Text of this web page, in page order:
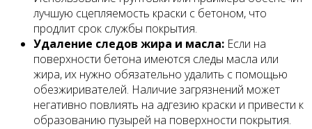
лучшую сцепляемость краски с бетоном, что
продлит срок службы покрытия.
Удаление следов жира и масла: Если на
поверхности бетона имеются следы масла или
жира, их нужно обязательно удалить с помощью
обезжиривателей. Наличие загрязнений может
негативно повлиять на адгезию краски и привести к
образованию пузырей на поверхности покрытия.